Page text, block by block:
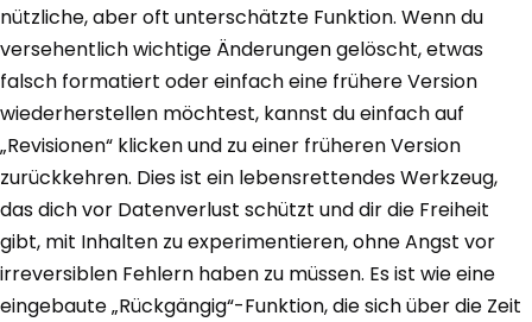
nützliche, aber oft unterschätzte Funktion. Wenn du
versehentlich wichtige Änderungen gelöscht, etwas
falsch formatiert oder einfach eine frühere Version
wiederherstellen möchtest, kannst du einfach auf
„Revisionen“ klicken und zu einer früheren Version
zurückkehren. Dies ist ein lebensrettendes Werkzeug,
das dich vor Datenverlust schützt und dir die Freiheit
gibt, mit Inhalten zu experimentieren, ohne Angst vor
irreversiblen Fehlern haben zu müssen. Es ist wie eine
eingebaute „Rückgängig“-Funktion, die sich über die Zeit